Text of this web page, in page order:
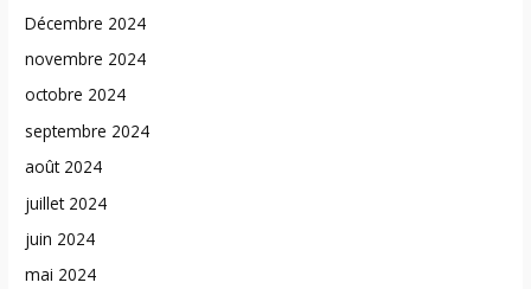
Décembre 2024
novembre 2024
octobre 2024
septembre 2024
août 2024
juillet 2024
juin 2024
mai 2024